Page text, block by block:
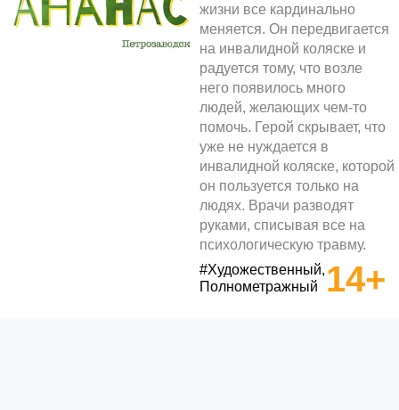
жизни все кардинально
меняется. Он передвигается
на инвалидной коляске и
радуется тому, что возле
него появилось много
людей, желающих чем-то
помочь. Герой скрывает, что
уже не нуждается в
инвалидной коляске, которой
он пользуется только на
людях. Врачи разводят
руками, списывая все на
психологическую травму.
#Художественный,
Полнометражный
14+